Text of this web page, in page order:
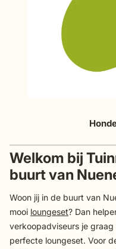
Welkom bij
buurt van
Woon jij in de buurt van
mooi loungeset? Dan
verkoopadviseurs je
perfecte loungeset. Voor